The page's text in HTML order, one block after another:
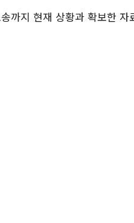
까지 현재 상황과 확보한 자